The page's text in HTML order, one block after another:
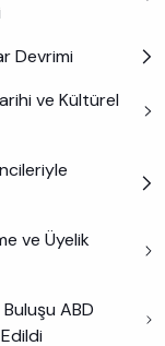
Devrimi
ve Kültürel
ve Üyelik
ABD